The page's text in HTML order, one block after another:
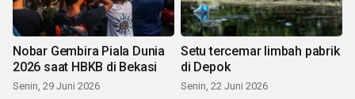
Nobar Gembira Piala Dunia
2026 saat HBKB di Bekasi
Senin, 29 Juni 2026
Setu tercemar limbah pabrik
di Depok
Senin, 22 Juni 2026